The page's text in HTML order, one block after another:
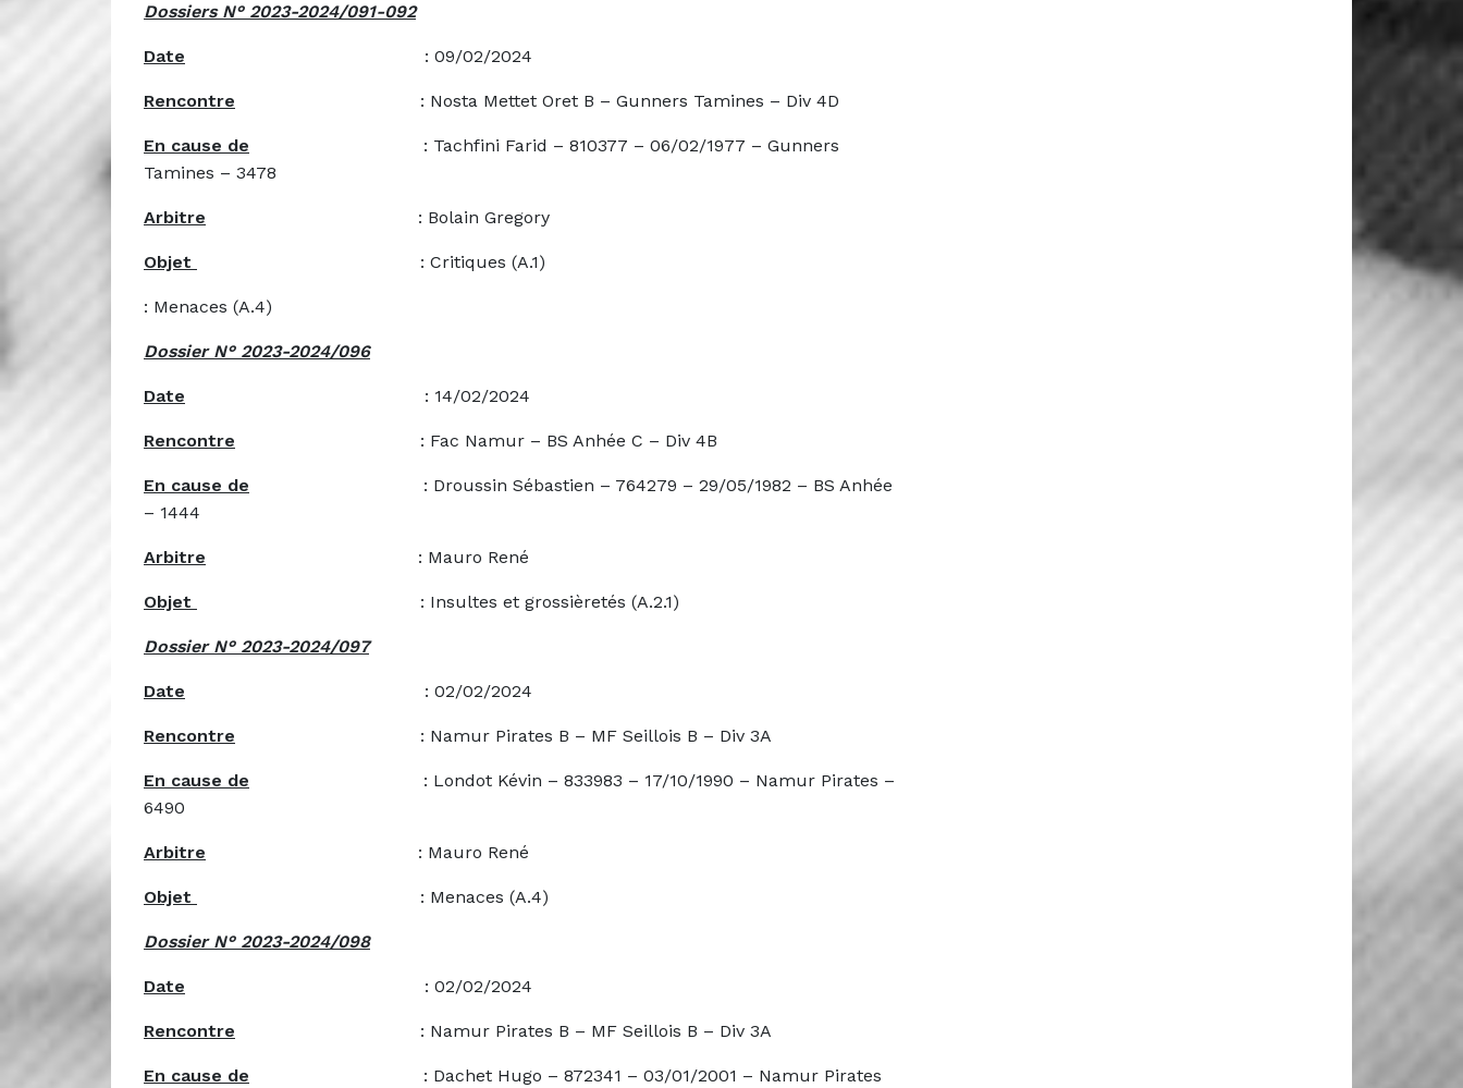
Dossiers N° 2023-2024/091-092
Date : 09/02/2024
Rencontre : Nosta Mettet Oret B – Gunners Tamines – Div 4D
En cause de : Tachfini Farid – 810377 – 06/02/1977 – Gunners
Tamines – 3478
Arbitre : Bolain Gregory
Objet : Critiques (A.1)
: Menaces (A.4)
Dossier N° 2023-2024/096
Date : 14/02/2024
Rencontre : Fac Namur – BS Anhée C – Div 4B
En cause de : Droussin Sébastien – 764279 – 29/05/1982 – BS Anhée
– 1444
Arbitre : Mauro René
Objet : Insultes et grossièretés (A.2.1)
Dossier N° 2023-2024/097
Date : 02/02/2024
Rencontre : Namur Pirates B – MF Seillois B – Div 3A
En cause de : Londot Kévin – 833983 – 17/10/1990 – Namur Pirates –
6490
Arbitre : Mauro René
Objet : Menaces (A.4)
Dossier N° 2023-2024/098
Date : 02/02/2024
Rencontre : Namur Pirates B – MF Seillois B – Div 3A
En cause de : Dachet Hugo – 872341 – 03/01/2001 – Namur Pirates